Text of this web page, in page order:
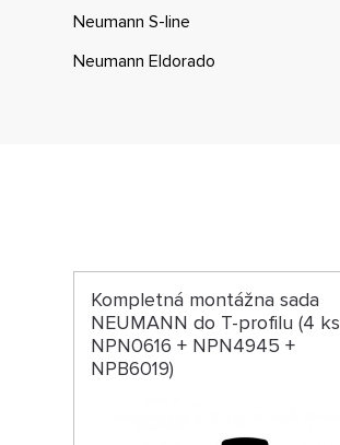
Neumann S-line
Neumann Eldorado
Kompletná montážna sada
NEUMANN do T-profilu (4 ks
NPN0616 + NPN4945 +
NPB6019)